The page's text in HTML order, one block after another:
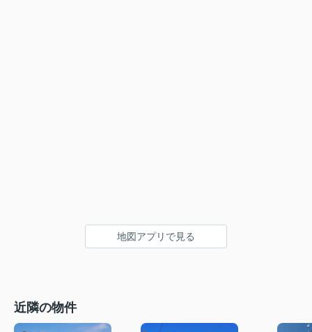
地図アプリで見る
近隣の物件